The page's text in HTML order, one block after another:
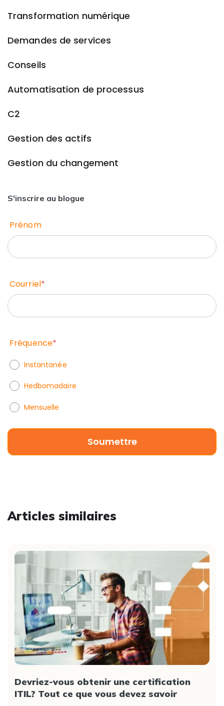
Transformation numérique
Demandes de services
Conseils
Automatisation de processus
C2
Gestion des actifs
Gestion du changement
S'inscrire au blogue
Prénom
Courriel*
Fréquence*
Instantanée
Hedbomadaire
Mensuelle
Articles similaires
Devriez-vous obtenir une certification
ITIL? Tout ce que vous devez savoir